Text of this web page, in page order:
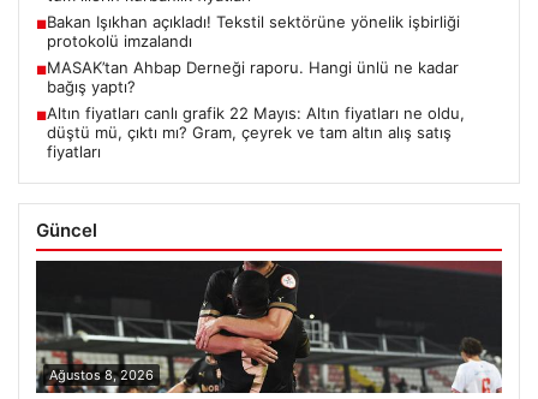
■Bakan Işıkhan açıkladı! Tekstil sektörüne yönelik işbirliği
protokolü imzalandı
■MASAK’tan Ahbap Derneği raporu. Hangi ünlü ne kadar
bağış yaptı?
■Altın fiyatları canlı grafik 22 Mayıs: Altın fiyatları ne oldu,
düştü mü, çıktı mı? Gram, çeyrek ve tam altın alış satış
fiyatları
Güncel
Ağustos 8, 2026